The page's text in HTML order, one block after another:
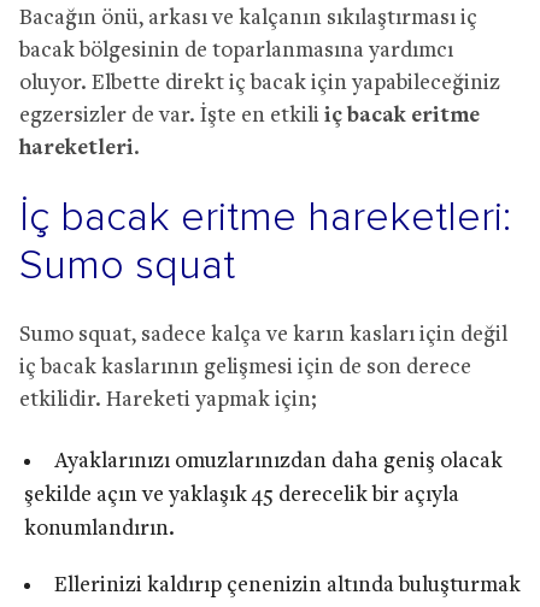
Bacağın önü, arkası ve kalçanın sıkılaştırması iç
bacak bölgesinin de toparlanmasına yardımcı
oluyor. Elbette direkt iç bacak için yapabileceğiniz
egzersizler de var. İşte en etkili iç bacak eritme
hareketleri.
İç bacak eritme hareketleri:
Sumo squat
Sumo squat, sadece kalça ve karın kasları için değil
iç bacak kaslarının gelişmesi için de son derece
etkilidir. Hareketi yapmak için;
Ayaklarınızı omuzlarınızdan daha geniş olacak
şekilde açın ve yaklaşık 45 derecelik bir açıyla
konumlandırın.
Ellerinizi kaldırıp çenenizin altında buluşturmak